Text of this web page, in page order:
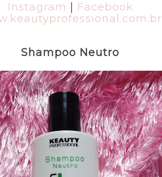
Instagram
Facebook
Shampoo Neutro